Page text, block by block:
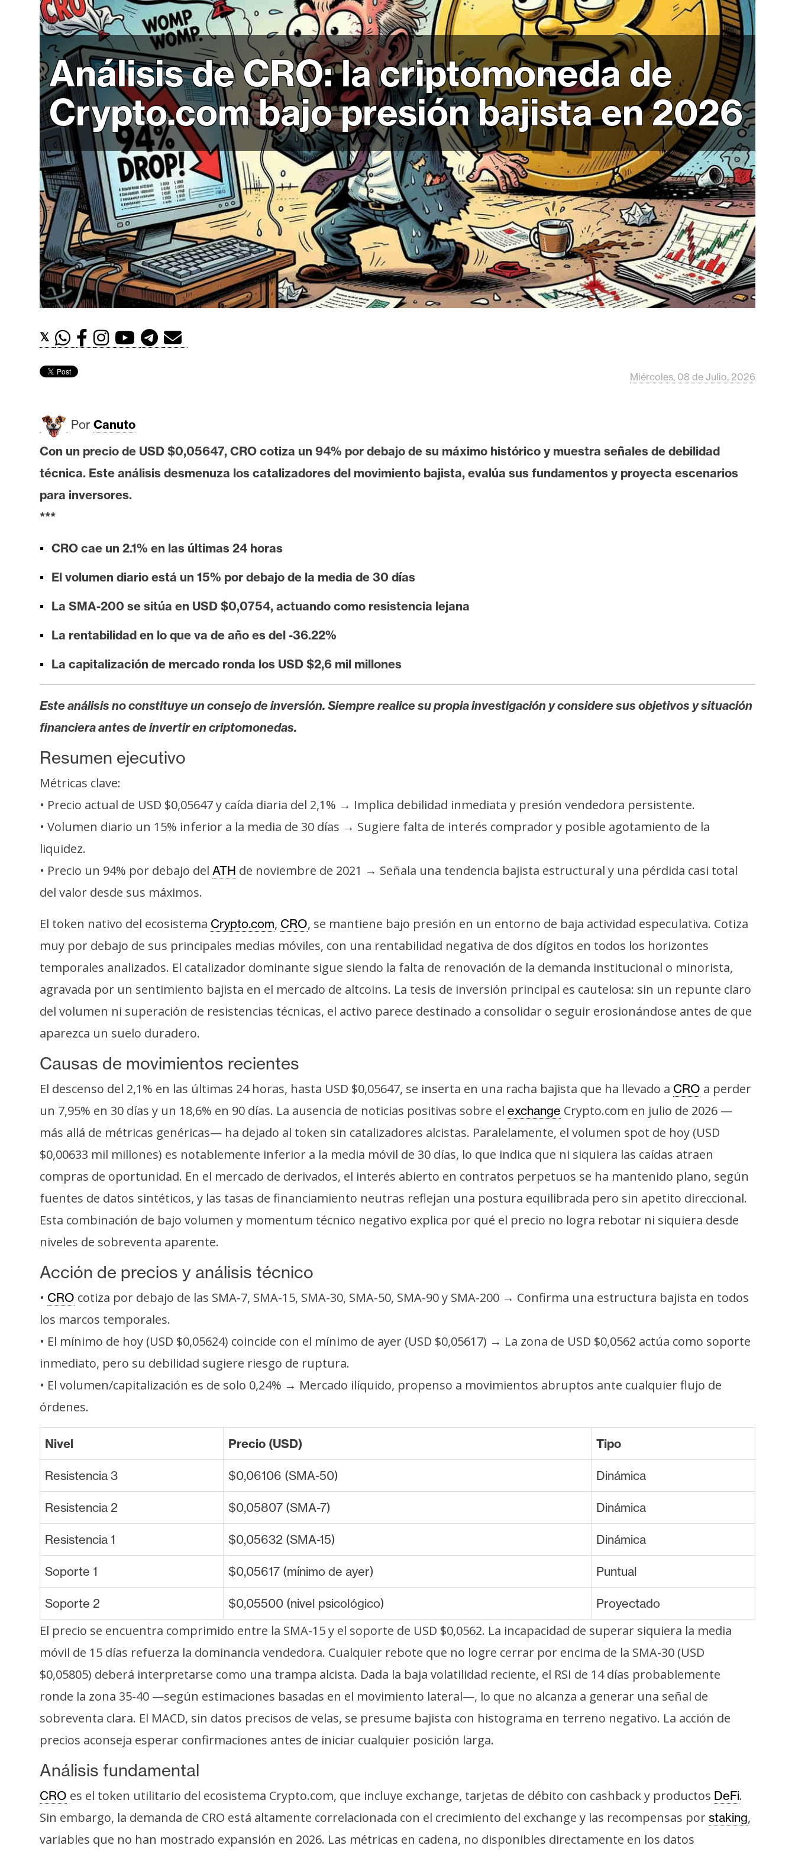
c
a
d
o
s
B
i
t
c
o
i
n
E
t
h
e
e
m
I
A
A
n
l
s
t
d
e
r
n
s
a
e
m
s
R
e
c
u
r
o
o
n
a
c
t
y
P
u
b
c
i
a
d
Análisis de CRO: la criptomoneda de
Crypto.com bajo presión bajista en 2026
𝕏
Miércoles, 08 de Julio, 2026
Por Canuto
Con un precio de USD $0,05647, CRO cotiza un 94% por debajo de su máximo histórico y muestra señales de debilidad
técnica. Este análisis desmenuza los catalizadores del movimiento bajista, evalúa sus fundamentos y proyecta escenarios
para inversores.
***
CRO cae un 2.1% en las últimas 24 horas
El volumen diario está un 15% por debajo de la media de 30 días
La SMA-200 se sitúa en USD $0,0754, actuando como resistencia lejana
La rentabilidad en lo que va de año es del -36.22%
La capitalización de mercado ronda los USD $2,6 mil millones
Este análisis no constituye un consejo de inversión. Siempre realice su propia investigación y considere sus objetivos y situación
financiera antes de invertir en criptomonedas.
Resumen ejecutivo
Métricas clave:
• Precio actual de USD $0,05647 y caída diaria del 2,1% → Implica debilidad inmediata y presión vendedora persistente.
• Volumen diario un 15% inferior a la media de 30 días → Sugiere falta de interés comprador y posible agotamiento de la
liquidez.
• Precio un 94% por debajo del ATH de noviembre de 2021 → Señala una tendencia bajista estructural y una pérdida casi total
del valor desde sus máximos.
El token nativo del ecosistema Crypto.com, CRO, se mantiene bajo presión en un entorno de baja actividad especulativa. Cotiza
muy por debajo de sus principales medias móviles, con una rentabilidad negativa de dos dígitos en todos los horizontes
temporales analizados. El catalizador dominante sigue siendo la falta de renovación de la demanda institucional o minorista,
agravada por un sentimiento bajista en el mercado de altcoins. La tesis de inversión principal es cautelosa: sin un repunte claro
del volumen ni superación de resistencias técnicas, el activo parece destinado a consolidar o seguir erosionándose antes de que
aparezca un suelo duradero.
Causas de movimientos recientes
El descenso del 2,1% en las últimas 24 horas, hasta USD $0,05647, se inserta en una racha bajista que ha llevado a CRO a perder
un 7,95% en 30 días y un 18,6% en 90 días. La ausencia de noticias positivas sobre el exchange Crypto.com en julio de 2026 —
más allá de métricas genéricas— ha dejado al token sin catalizadores alcistas. Paralelamente, el volumen spot de hoy (USD
$0,00633 mil millones) es notablemente inferior a la media móvil de 30 días, lo que indica que ni siquiera las caídas atraen
compras de oportunidad. En el mercado de derivados, el interés abierto en contratos perpetuos se ha mantenido plano, según
fuentes de datos sintéticos, y las tasas de financiamiento neutras reflejan una postura equilibrada pero sin apetito direccional.
Esta combinación de bajo volumen y momentum técnico negativo explica por qué el precio no logra rebotar ni siquiera desde
niveles de sobreventa aparente.
Acción de precios y análisis técnico
• CRO cotiza por debajo de las SMA-7, SMA-15, SMA-30, SMA-50, SMA-90 y SMA-200 → Confirma una estructura bajista en todos
los marcos temporales.
• El mínimo de hoy (USD $0,05624) coincide con el mínimo de ayer (USD $0,05617) → La zona de USD $0,0562 actúa como soporte
inmediato, pero su debilidad sugiere riesgo de ruptura.
• El volumen/capitalización es de solo 0,24% → Mercado ilíquido, propenso a movimientos abruptos ante cualquier flujo de
órdenes.
Nivel Precio (USD) Tipo
Resistencia 3 $0,06106 (SMA-50) Dinámica
Resistencia 2 $0,05807 (SMA-7) Dinámica
Resistencia 1 $0,05632 (SMA-15) Dinámica
Soporte 1 $0,05617 (mínimo de ayer) Puntual
Soporte 2 $0,05500 (nivel psicológico) Proyectado
El precio se encuentra comprimido entre la SMA-15 y el soporte de USD $0,0562. La incapacidad de superar siquiera la media
móvil de 15 días refuerza la dominancia vendedora. Cualquier rebote que no logre cerrar por encima de la SMA-30 (USD
$0,05805) deberá interpretarse como una trampa alcista. Dada la baja volatilidad reciente, el RSI de 14 días probablemente
ronde la zona 35-40 —según estimaciones basadas en el movimiento lateral—, lo que no alcanza a generar una señal de
sobreventa clara. El MACD, sin datos precisos de velas, se presume bajista con histograma en terreno negativo. La acción de
precios aconseja esperar confirmaciones antes de iniciar cualquier posición larga.
Análisis fundamental
CRO es el token utilitario del ecosistema Crypto.com, que incluye exchange, tarjetas de débito con cashback y productos DeFi.
Sin embargo, la demanda de CRO está altamente correlacionada con el crecimiento del exchange y las recompensas por staking,
variables que no han mostrado expansión en 2026. Las métricas en cadena, no disponibles directamente en los datos